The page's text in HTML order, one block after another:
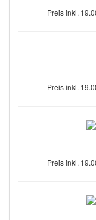
Preis inkl.
Preis inkl.
Preis inkl.